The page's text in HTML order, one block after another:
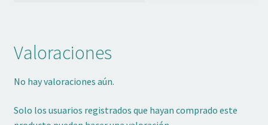
Valoraciones
No hay valoraciones aún.
Solo los usuarios registrados que hayan comprado este